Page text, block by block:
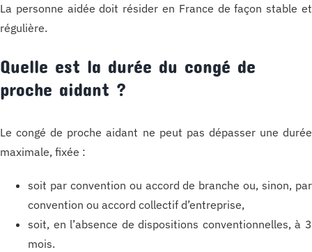
La personne aidée doit résider en France de façon stable et
régulière.
Quelle est la durée du congé de
proche aidant ?
Le congé de proche aidant ne peut pas dépasser une durée
maximale, fixée :
soit par convention ou accord de branche ou, sinon, par
convention ou accord collectif d’entreprise,
soit, en l’absence de dispositions conventionnelles, à 3
mois.